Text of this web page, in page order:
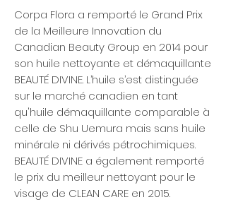
Corpa Flora a remporté le Grand Prix
de la Meilleure Innovation du
Canadian Beauty Group en 2014 pour
son huile nettoyante et démaquillante
BEAUTÉ DIVINE. L’huile s’est distinguée
sur le marché canadien en tant
qu'huile démaquillante comparable à
celle de Shu Uemura mais sans huile
minérale ni dérivés pétrochimiques.
BEAUTÉ DIVINE a également remporté
le prix du meilleur nettoyant pour le
visage de CLEAN CARE en 2015.